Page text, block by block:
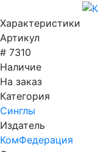
Характеристики
Артикул
# 7310
Наличие
На заказ
Категория
Синглы
Издатель
КомФедерация